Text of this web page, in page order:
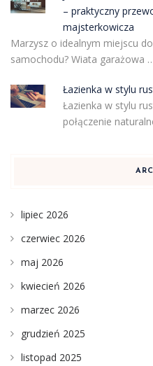
– praktyczny
majsterkowicza
Marzysz o idealnym miejscu
samochodu? Wiata garażowa
Łazienka w stylu
Łazienka w stylu
połączenie
lipiec 2026
czerwiec 2026
maj 2026
kwiecień 2026
marzec 2026
grudzień 2025
listopad 2025